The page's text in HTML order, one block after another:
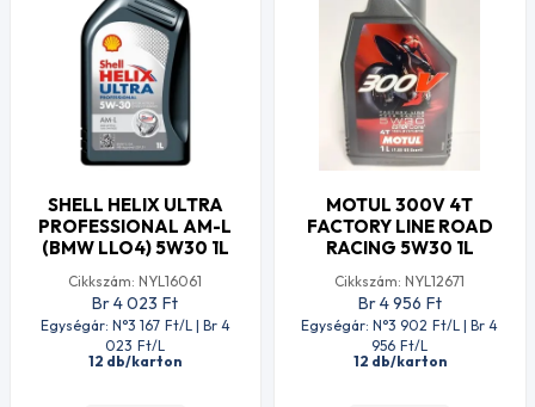
SHELL HELIX ULTRA
PROFESSIONAL AM-L
(BMW LLO4) 5W30 1L
Cikkszám: NYL16061
Br 4 023 Ft
Egységár: N°3 167 Ft/L | Br 4
023 Ft/L
12 db/karton
MOTUL 300V 4T
FACTORY LINE ROAD
RACING 5W30 1L
Cikkszám: NYL12671
Br 4 956 Ft
Egységár: N°3 902 Ft/L | Br 4
956 Ft/L
12 db/karton